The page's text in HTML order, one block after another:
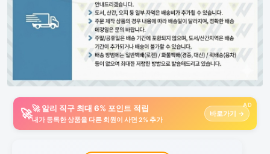
AD
🚀🚀 알리 직구 최대 6% 포인트 적립
내가 등록한 상품을 다른 회원이 사면 2% 추가
바로가기 →